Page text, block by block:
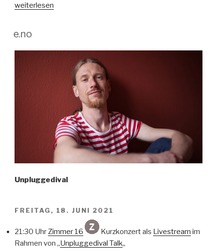
„Frau
weiterlesen
AM
e.no
Unpluggedival
FREITAG, 18. JUNI 2021
21:30 Uhr Zimmer 16 Kurzkonzert als Livestream im
Rahmen von „Unpluggedival Talk„